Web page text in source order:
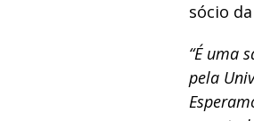
sócio
“É uma
pela